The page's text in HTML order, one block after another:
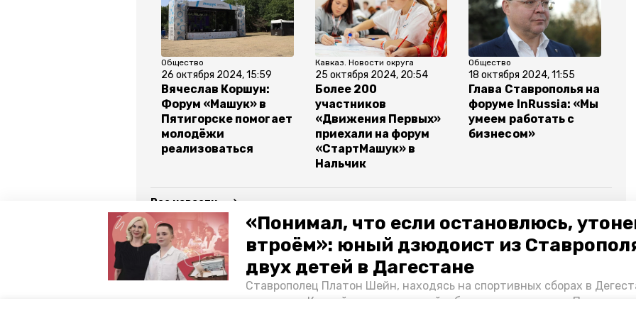
«Понимал, что если остановлюсь,
втроём»: юный дзюдоист из
двух детей в Дагестане
Ставрополец Платон Шейн, находясь на спортивных сборах в
тонущих в Каспийском море детей и бросился на помощь. По
Общество
26 октября 2024, 15:59
Вячеслав Коршун:
Форум «Машук» в
Пятигорске помогает
молодёжи
реализоваться
Кавказ. Новости округа
25 октября 2024, 20:54
Более 200
участников
«Движения Первых»
приехали на форум
«СтартМашук» в
Нальчик
Общество
18 октября 2024, 11:55
Глава Ставрополья на
форуме InRussia: «Мы
умеем работать с
бизнесом»
Все новости
ставропольский край кристина кузёма форум «шум» журналистика
Сюжеты:Эксклюзивы